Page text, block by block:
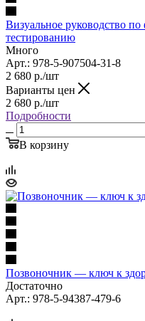
Визуальное руководство
тестированию
Много
Арт.: 978-5-907504-31-8
2 680 р./шт
Варианты цен
2 680 р./шт
Подробности
В корзину
Позвоночник — ключ к
Достаточно
Арт.: 978-5-94387-479-6